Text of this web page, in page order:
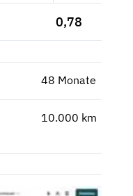
0,78
48 Monate
10.000 km